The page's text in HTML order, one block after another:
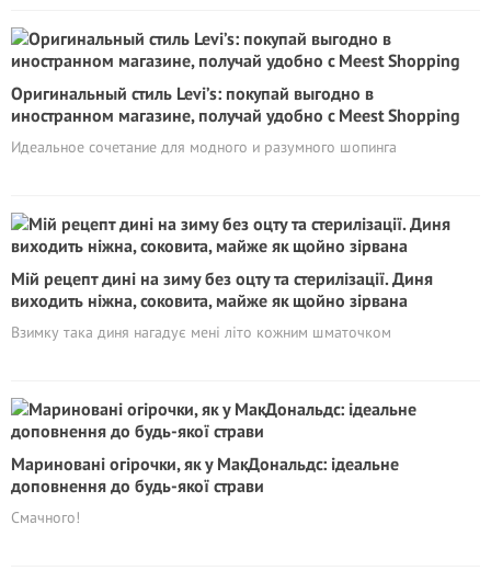
Оригинальный стиль Levi’s: покупай выгодно в
иностранном магазине, получай удобно с Meest Shopping
Идеальное сочетание для модного и разумного шопинга
Мій рецепт дині на зиму без оцту та стерилізації. Диня
виходить ніжна, соковита, майже як щойно зірвана
Взимку така диня нагадує мені літо кожним шматочком
Мариновані огірочки, як у МакДональдс: ідеальне
доповнення до будь-якої страви
Смачного!